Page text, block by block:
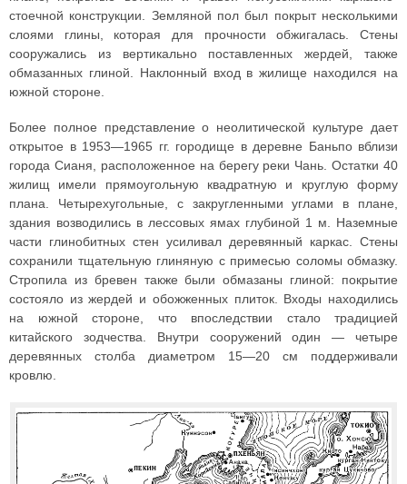
стоечной конструкции. Земляной пол был покрыт несколькими
слоями глины, которая для прочности обжигалась. Стены
сооружались из вертикально поставленных жердей, также
обмазанных глиной. Наклонный вход в жилище находился на
южной стороне.
Более полное представление о неолитической культуре дает
открытое в 1953—1965 гг. городище в деревне Баньпо вблизи
города Сианя, расположенное на берегу реки Чань. Остатки 40
жилищ имели прямоугольную квадратную и круглую форму
плана. Четырехугольные, с закругленными углами в плане,
здания возводились в лессовых ямах глубиной 1 м. Наземные
части глинобитных стен усиливал деревянный каркас. Стены
сохранили тщательную глиняную с примесью соломы обмазку.
Стропила из бревен также были обмазаны глиной: покрытие
состояло из жердей и обожженных плиток. Входы находились
на южной стороне, что впоследствии стало традицией
китайского зодчества. Внутри сооружений один — четыре
деревянных столба диаметром 15—20 см поддерживали
кровлю.